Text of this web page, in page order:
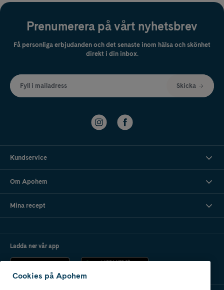
Prenumerera på vårt nyhetsbrev
Få personliga erbjudanden och det senaste inom hälsa och skönhet
direkt i din inbox.
Fyll i mailadress Skicka
Kundservice
Om Apohem
Mina recept
Ladda ner vår app
Cookies på Apohem